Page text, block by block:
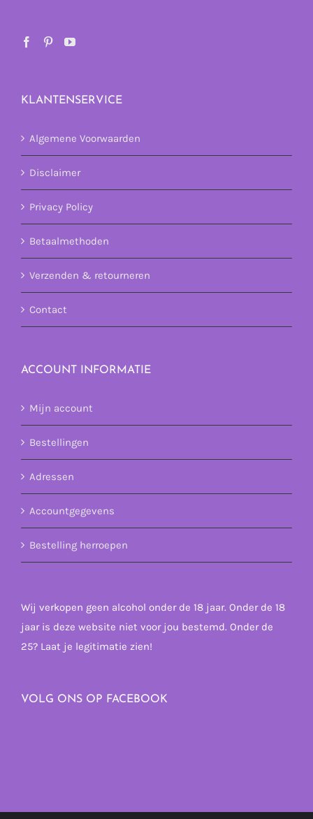
KLANTENSERVICE
Algemene Voorwaarden
Disclaimer
Privacy Policy
Betaalmethoden
Verzenden & retourneren
Contact
ACCOUNT INFORMATIE
Mijn account
Bestellingen
Adressen
Accountgegevens
Bestelling herroepen
Wij verkopen geen alcohol onder de 18 jaar. Onder de 18
jaar is deze website niet voor jou bestemd. Onder de
25? Laat je legitimatie zien!
VOLG ONS OP FACEBOOK